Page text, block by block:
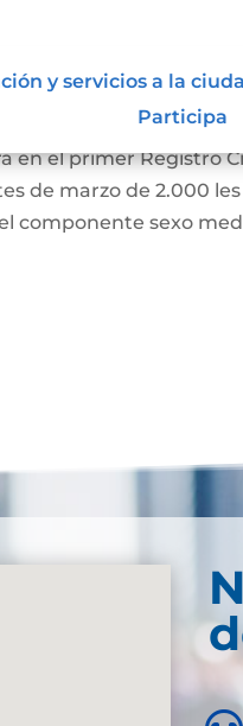
y servicios a la
Participa
Identidad
en el primer Registro
de marzo de 2.000
componente sexo